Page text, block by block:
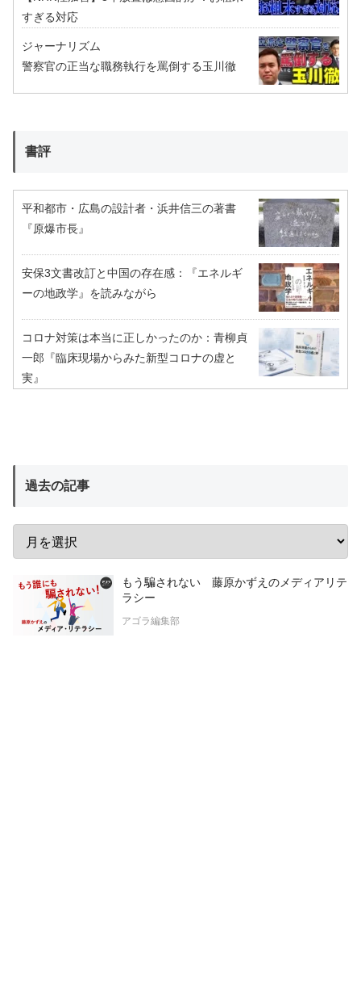
すぎる対応
ジャーナリズム
警察官の正当な職務執行を罵倒する玉川徹
書評
平和都市・広島の設計者・浜井信三の著書
『原爆市長』
安保3文書改訂と中国の存在感：『エネルギ
ーの地政学』を読みながら
コロナ対策は本当に正しかったのか：青柳貞
一郎『臨床現場からみた新型コロナの虚と
実』
過去の記事
もう騙されない 藤原かずえのメディアリテ
ラシー
アゴラ編集部